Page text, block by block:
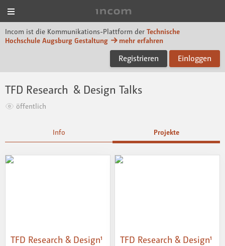
Incom ist die Kommunikations-Plattform der Technische
Hochschule Augsburg Gestaltung
mehr erfahren
Registrieren Einloggen
TFD Research & Design Talks
öffentlich
Info Projekte
TFD Research & Design¹
TFD Research & Design¹